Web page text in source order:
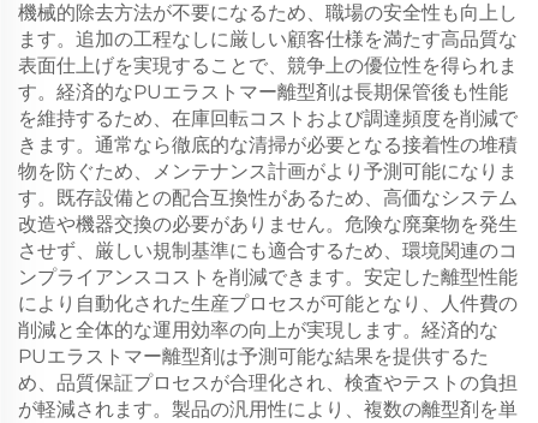
機械的除去方法が不要になるため、職場の安全性も向上し
ます。追加の工程なしに厳しい顧客仕様を満たす高品質な
表面仕上げを実現することで、競争上の優位性を得られま
す。経済的なPUエラストマー離型剤は長期保管後も性能
を維持するため、在庫回転コストおよび調達頻度を削減で
きます。通常なら徹底的な清掃が必要となる接着性の堆積
物を防ぐため、メンテナンス計画がより予測可能になりま
す。既存設備との配合互換性があるため、高価なシステム
改造や機器交換の必要がありません。危険な廃棄物を発生
させず、厳しい規制基準にも適合するため、環境関連のコ
ンプライアンスコストを削減できます。安定した離型性能
により自動化された生産プロセスが可能となり、人件費の
削減と全体的な運用効率の向上が実現します。経済的な
PUエラストマー離型剤は予測可能な結果を提供するた
め、品質保証プロセスが合理化され、検査やテストの負担
が軽減されます。製品の汎用性により、複数の離型剤を単